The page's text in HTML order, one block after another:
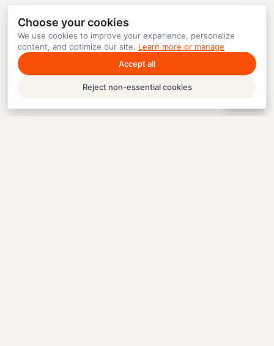
Choose your cookies
We use cookies to improve your experience, personalize
content, and optimize our site. Learn more or manage
Accept all
Reject non-essential cookies